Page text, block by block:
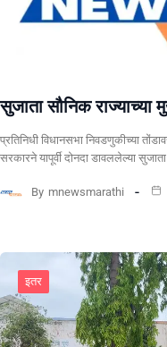
सुजाता सौनिक
प्रतिनिधी विधानसभा निवडणुकीच्या
सरकारने यापूर्वी दोनदा डावललेल्या
By mnewsmarathi
इतर